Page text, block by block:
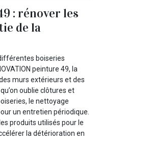
: rénover les
de la
boiseries
peinture 49, la
murs extérieurs et des
oublie clôtures et
le nettoyage
un entretien périodique.
produits utilisés pour le
la détérioration en